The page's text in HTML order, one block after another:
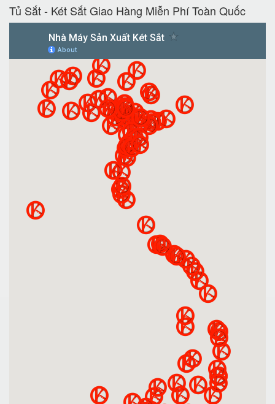
Tủ Sắt - Két Sắt Giao Hàng Miễn Phí Toàn Quốc